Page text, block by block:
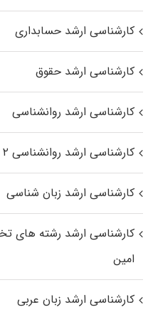
کارشناسی ارشد حسابداری
کارشناسی ارشد حقوق
کارشناسی ارشد روانشناسی
کارشناسی ارشد روانشناسی ۲
کارشناسی ارشد زبان شناسی
کارشناسی ارشد رﺷﺘﻪ ﻫﺎی
اﻣﻴﻦ
کارشناسی ارشد زبان عربی